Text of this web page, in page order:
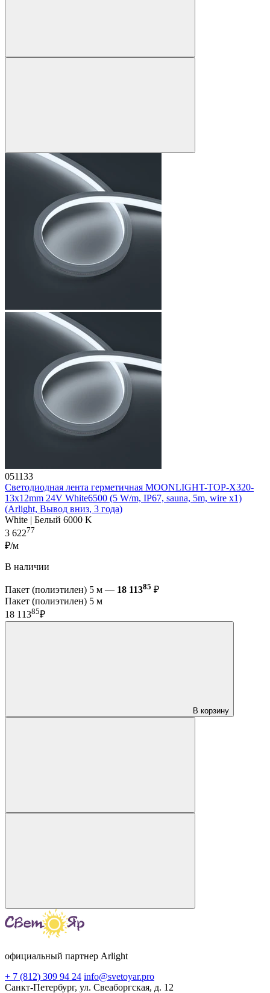
051133
Светодиодная лента герметичная MOONLIGHT-TOP-X320-
13x12mm 24V White6500 (5 W/m, IP67, sauna, 5m, wire x1)
(Arlight, Вывод вниз, 3 года)
White | Белый 6000 K
3 62277
₽/м
В наличии
Пакет (полиэтилен) 5 м — 18 11385 ₽
Пакет (полиэтилен) 5 м
18 11385₽
В корзину
официальный партнер Arlight
+ 7 (812) 309 94 24 info@svetoyar.pro
Санкт-Петербург, ул. Свеаборгская, д. 12